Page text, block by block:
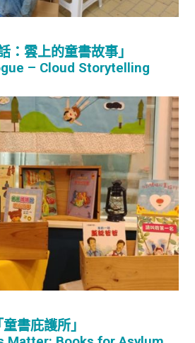
：雲上的童書故事」
– Cloud Storytelling
童書庇護所」